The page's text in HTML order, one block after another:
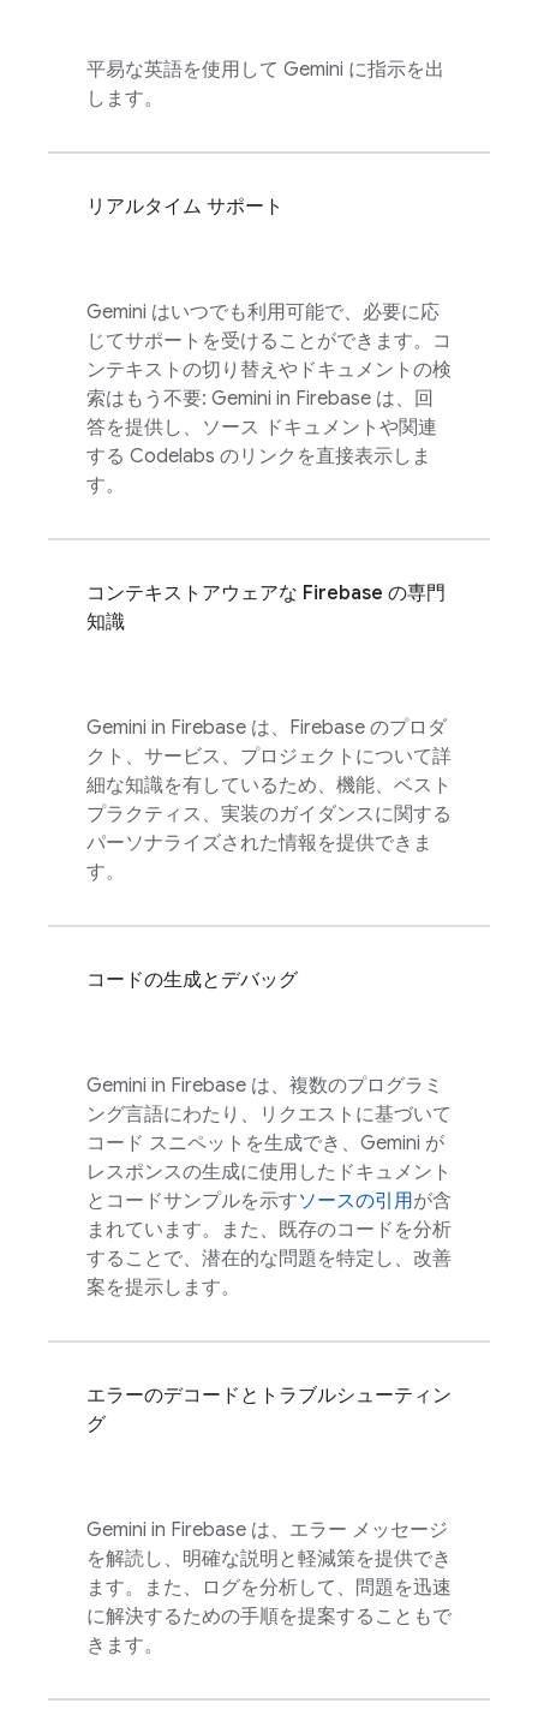
平易な英語を使用して Gemini に指示を出
します。
リアルタイム サポート
Gemini はいつでも利用可能で、必要に応
じてサポートを受けることができます。コ
ンテキストの切り替えやドキュメントの検
索はもう不要: Gemini in Firebase は、回
答を提供し、ソース ドキュメントや関連
する Codelabs のリンクを直接表示しま
す。
コンテキストアウェアな Firebase の専門
知識
Gemini in Firebase は、Firebase のプロダ
クト、サービス、プロジェクトについて詳
細な知識を有しているため、機能、ベスト
プラクティス、実装のガイダンスに関する
パーソナライズされた情報を提供できま
す。
コードの生成とデバッグ
Gemini in Firebase は、複数のプログラミ
ング言語にわたり、リクエストに基づいて
コード スニペットを生成でき、Gemini が
レスポンスの生成に使用したドキュメント
とコードサンプルを示すソースの引用が含
まれています。また、既存のコードを分析
することで、潜在的な問題を特定し、改善
案を提示します。
エラーのデコードとトラブルシューティン
グ
Gemini in Firebase は、エラー メッセージ
を解読し、明確な説明と軽減策を提供でき
ます。また、ログを分析して、問題を迅速
に解決するための手順を提案することもで
きます。